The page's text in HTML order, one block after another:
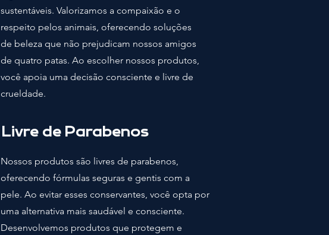
sustentáveis. Valorizamos a compaixão e o
respeito pelos animais, oferecendo soluções
de beleza que não prejudicam nossos amigos
de quatro patas. Ao escolher nossos produtos,
você apoia uma decisão consciente e livre de
crueldade.
Livre de Parabenos
Nossos produtos são livres de parabenos,
oferecendo fórmulas seguras e gentis com a
pele. Ao evitar esses conservantes, você opta por
uma alternativa mais saudável e consciente.
Desenvolvemos produtos que protegem e